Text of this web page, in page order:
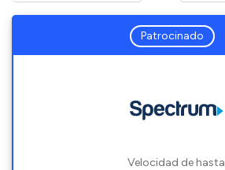
Patrocinado
Velocidad de hasta